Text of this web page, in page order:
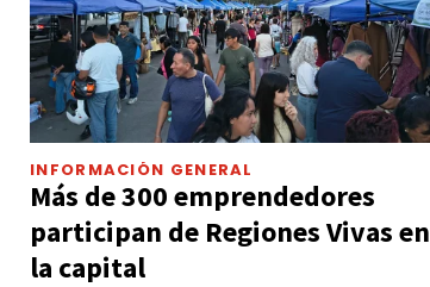
INFORMACIÓN GENERAL
Más de 300 emprendedores
participan de Regiones Vivas en
la capital